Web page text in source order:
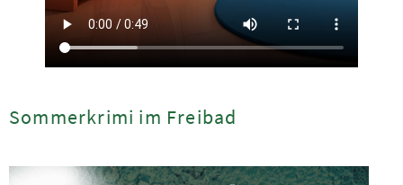
Sommerkrimi im Freibad